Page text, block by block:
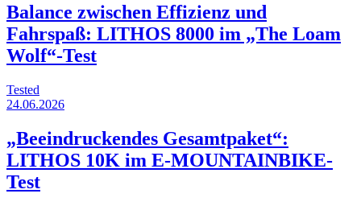
Balance zwischen Effizienz und
Fahrspaß: LITHOS 8000 im „The Loam
Wolf“-Test
Tested
24.06.2026
„Beeindruckendes Gesamtpaket“:
LITHOS 10K im E-MOUNTAINBIKE-
Test